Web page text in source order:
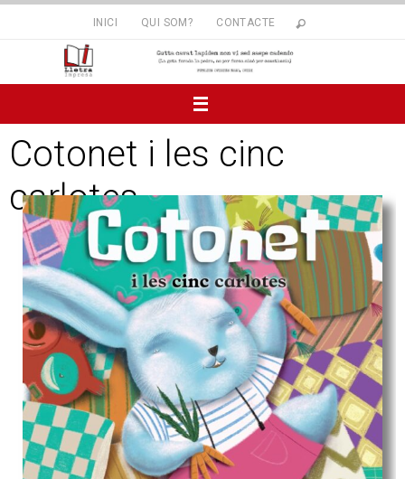
INICI QUI SOM? CONTACTE
Cotonet i les cinc
carlotes